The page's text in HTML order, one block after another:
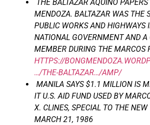
THE BALTAZAR AQUINO
MENDOZA. BALTAZAR WAS THE
PUBLIC WORKS AND HIGHWAYS
NATIONAL GOVERNMENT AND A
MEMBER DURING THE MARCOS
HTTPS://
…/THE-BALTAZAR…/AMP/
MANILA SAYS $1.1 MILLION IS
IT U.S. AID FUND USED BY
X. CLINES, SPECIAL TO THE NEW
MARCH 21, 1986